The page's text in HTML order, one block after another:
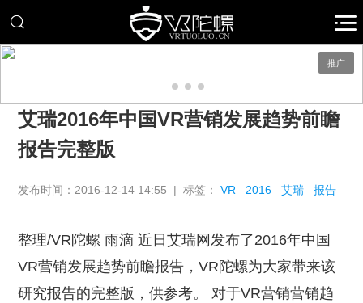
推广
艾瑞2016年中国VR营销发展趋势前瞻
报告完整版
发布时间：2016-12-14 14:55 | 标签：VR 2016 艾瑞 报告
整理/VR陀螺 雨滴 近日艾瑞网发布了2016年中国
VR营销发展趋势前瞻报告，VR陀螺为大家带来该
研究报告的完整版，供参考。 对于VR营销营销趋